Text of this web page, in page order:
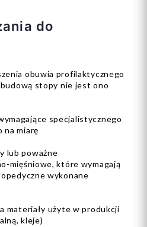
do
obuwia profilaktycznego
stopy nie jest ono
specjalistycznego
na miarę
lub poważne
mięśniowe, które wymagają
wykonane
materiały użyte w produkcji
kleje)